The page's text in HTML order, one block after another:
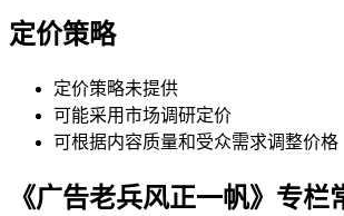
定价策略
定价策略未提供
可能采用市场调研定价
可根据内容质量和受众需求调整价格
《广告老兵风正一帆》专栏